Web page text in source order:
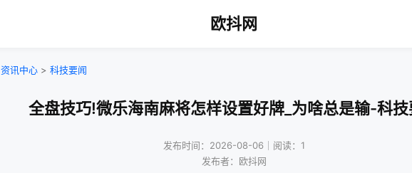
欧抖网
资讯中心 > 科技要闻
全盘技巧!微乐海南麻将怎样设置好牌_为啥总是输-科技
发布时间：2026-08-06｜阅读：1
发布者：欧抖网